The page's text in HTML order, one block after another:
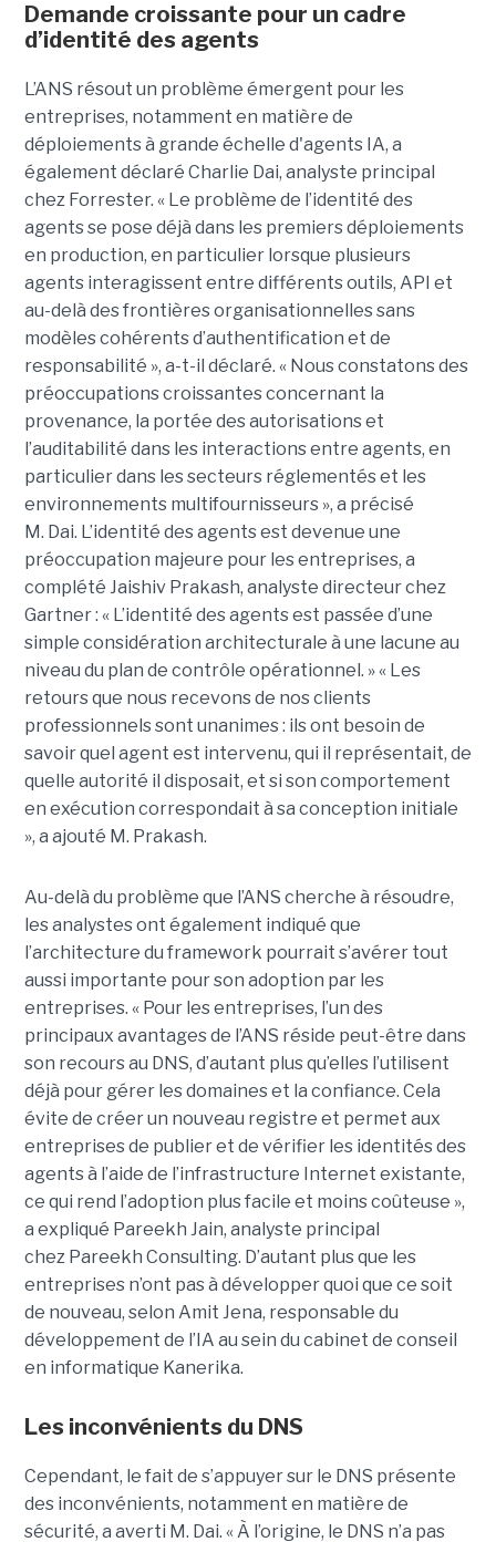
Demande croissante pour un cadre
d’identité des agents
L’ANS résout un problème émergent pour les
entreprises, notamment en matière de
déploiements à grande échelle d'agents IA, a
également déclaré Charlie Dai, analyste principal
chez Forrester. « Le problème de l’identité des
agents se pose déjà dans les premiers déploiements
en production, en particulier lorsque plusieurs
agents interagissent entre différents outils, API et
au-delà des frontières organisationnelles sans
modèles cohérents d’authentification et de
responsabilité », a-t-il déclaré. « Nous constatons des
préoccupations croissantes concernant la
provenance, la portée des autorisations et
l’auditabilité dans les interactions entre agents, en
particulier dans les secteurs réglementés et les
environnements multifournisseurs », a précisé
M. Dai. L’identité des agents est devenue une
préoccupation majeure pour les entreprises, a
complété Jaishiv Prakash, analyste directeur chez
Gartner : « L’identité des agents est passée d’une
simple considération architecturale à une lacune au
niveau du plan de contrôle opérationnel. »« Les
retours que nous recevons de nos clients
professionnels sont unanimes : ils ont besoin de
savoir quel agent est intervenu, qui il représentait, de
quelle autorité il disposait, et si son comportement
en exécution correspondait à sa conception initiale
», a ajouté M. Prakash.
Au-delà du problème que l’ANS cherche à résoudre,
les analystes ont également indiqué que
l’architecture du framework pourrait s’avérer tout
aussi importante pour son adoption par les
entreprises. « Pour les entreprises, l’un des
principaux avantages de l’ANS réside peut-être dans
son recours au DNS, d’autant plus qu’elles l’utilisent
déjà pour gérer les domaines et la confiance. Cela
évite de créer un nouveau registre et permet aux
entreprises de publier et de vérifier les identités des
agents à l’aide de l’infrastructure Internet existante,
ce qui rend l’adoption plus facile et moins coûteuse »,
a expliqué Pareekh Jain, analyste principal
chez Pareekh Consulting. D’autant plus que les
entreprises n’ont pas à développer quoi que ce soit
de nouveau, selon Amit Jena, responsable du
développement de l’IA au sein du cabinet de conseil
en informatique Kanerika.
Les inconvénients du DNS
Cependant, le fait de s’appuyer sur le DNS présente
des inconvénients, notamment en matière de
sécurité, a averti M. Dai. « À l’origine, le DNS n’a pas